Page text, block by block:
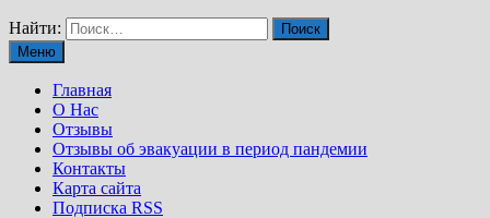
Найти:
Меню
Главная
О Нас
Отзывы
Отзывы об эвакуации в период пандемии
Контакты
Карта сайта
Подписка RSS